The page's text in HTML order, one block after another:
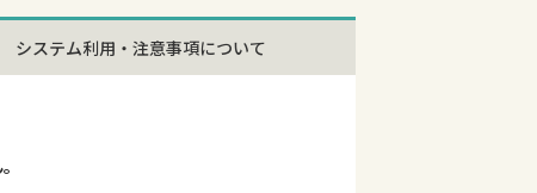
システム利用・注意事項について